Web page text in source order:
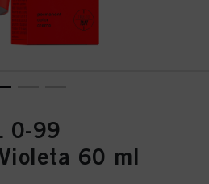
0-99
60 ml